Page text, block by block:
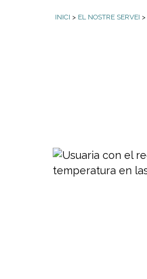
INICI > EL NOSTRE SERVEI >